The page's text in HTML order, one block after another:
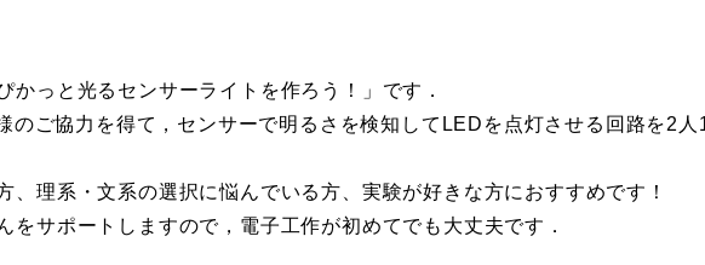
かっと光るセンサーライトを作ろう！」です．
のご協力を得て，センサーで明るさを検知してLEDを点灯させる回路を2人
、理系・文系の選択に悩んでいる方、実験が好きな方におすすめです！
をサポートしますので，電子工作が初めてでも大丈夫です．